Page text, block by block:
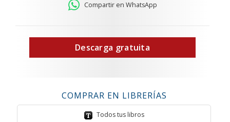
Compartir en WhatsApp
Descarga gratuita
COMPRAR EN LIBRERÍAS
Todos tus libros